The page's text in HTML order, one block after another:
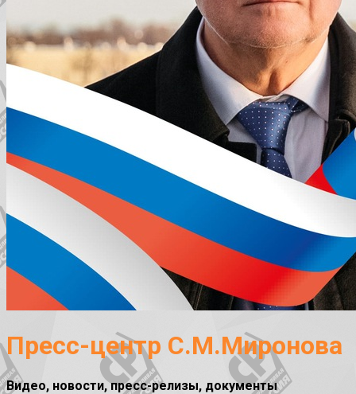
Пресс-центр С.М.Миронова
Видео, новости, пресс-релизы, документы